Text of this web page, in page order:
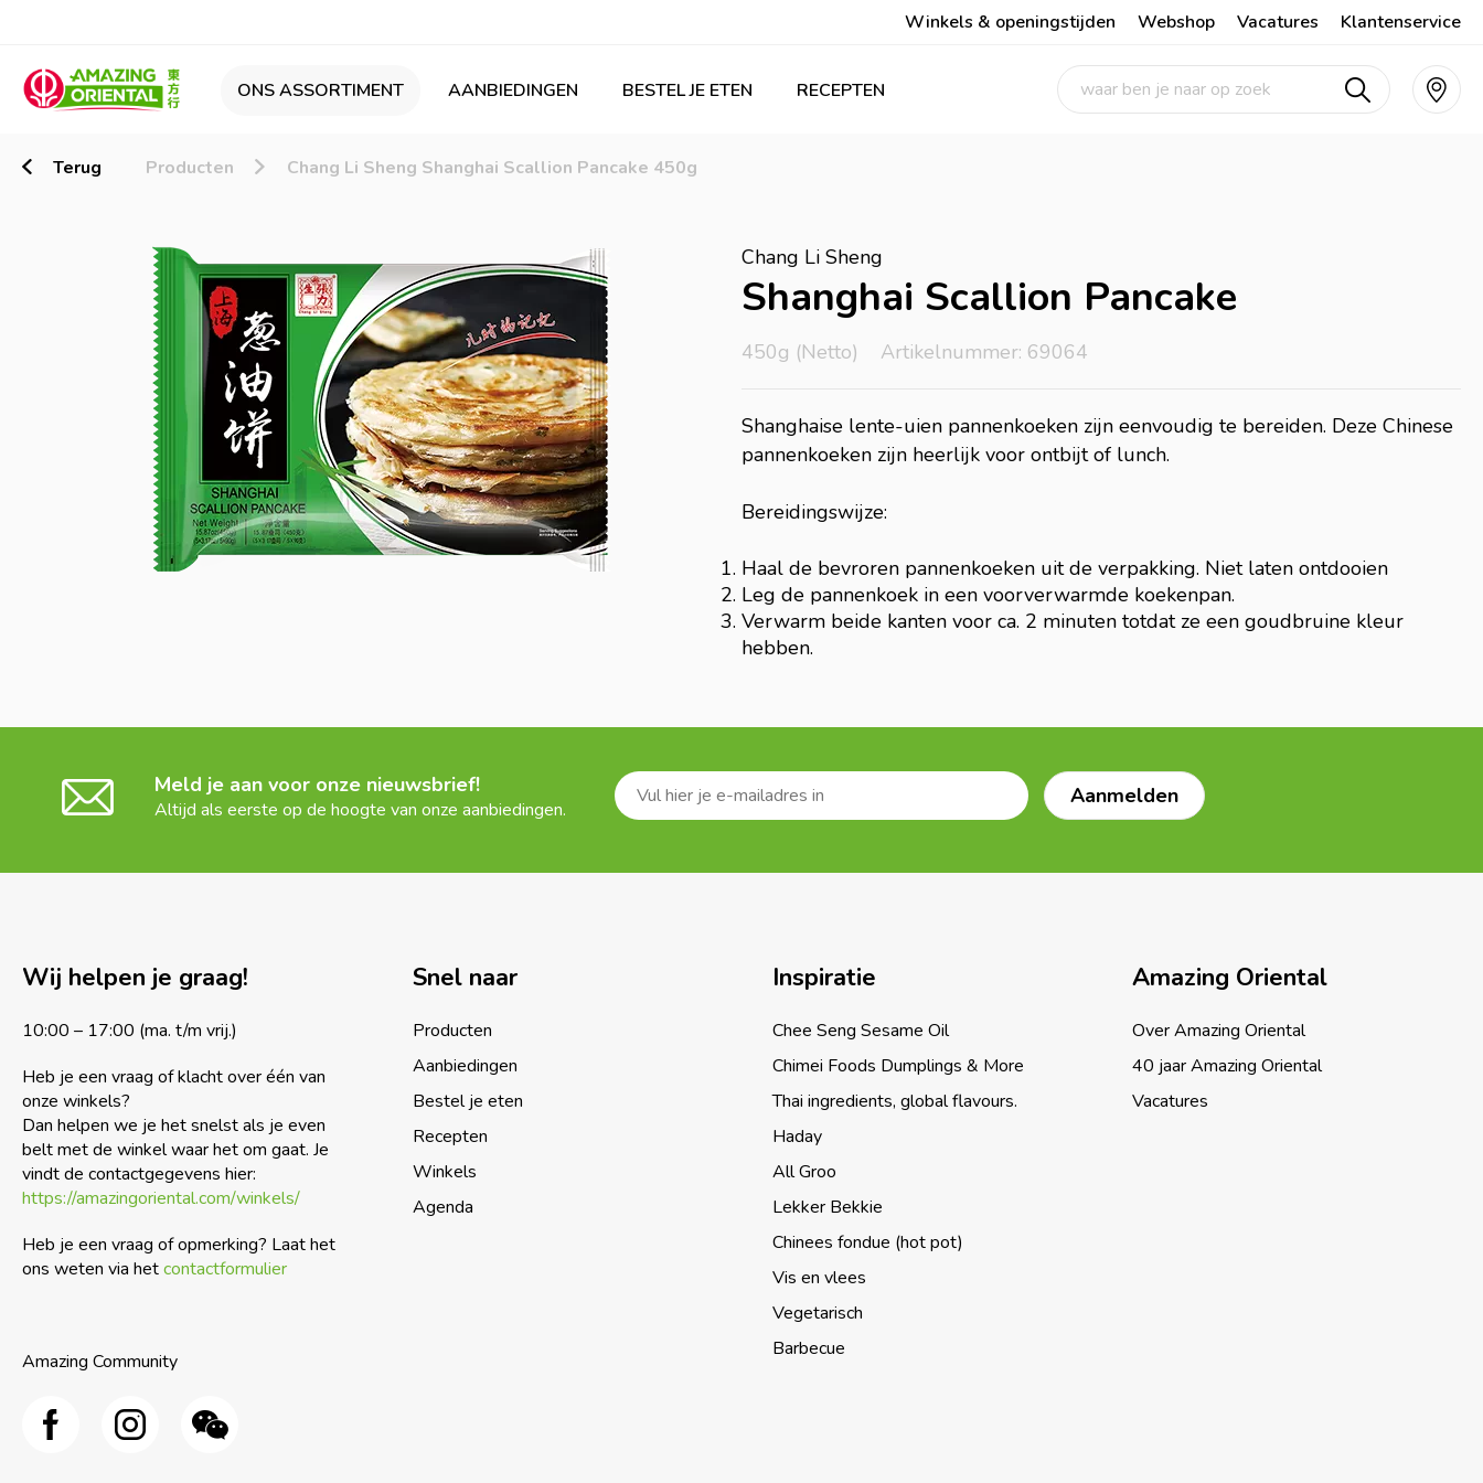
Winkels & openingstijden Webshop Vacatures Klantenservice
ONS ASSORTIMENT AANBIEDINGEN BESTEL JE ETEN RECEPTEN
Terug Producten Chang Li Sheng Shanghai Scallion Pancake 450g
Chang Li Sheng
Shanghai Scallion Pancake
450g (Netto) Artikelnummer: 69064
Shanghaise lente-uien pannenkoeken zijn eenvoudig te bereiden. Deze Chinese
pannenkoeken zijn heerlijk voor ontbijt of lunch.
Bereidingswijze:
Haal de bevroren pannenkoeken uit de verpakking. Niet laten ontdooien
Leg de pannenkoek in een voorverwarmde koekenpan.
Verwarm beide kanten voor ca. 2 minuten totdat ze een goudbruine kleur
hebben.
Meld je aan voor onze nieuwsbrief!
Altijd als eerste op de hoogte van onze aanbiedingen.
Wij helpen je graag!
10:00 – 17:00 (ma. t/m vrij.)
Heb je een vraag of klacht over één van
onze winkels?
Dan helpen we je het snelst als je even
belt met de winkel waar het om gaat. Je
vindt de contactgegevens hier:
https://amazingoriental.com/winkels/
Heb je een vraag of opmerking? Laat het
ons weten via hetcontactformulier
Amazing Community
Snel naar
Producten
Aanbiedingen
Bestel je eten
Recepten
Winkels
Agenda
Inspiratie
Chee Seng Sesame Oil
Chimei Foods Dumplings & More
Thai ingredients, global flavours.
Haday
All Groo
Lekker Bekkie
Chinees fondue (hot pot)
Vis en vlees
Vegetarisch
Barbecue
Amazing Oriental
Over Amazing Oriental
40 jaar Amazing Oriental
Vacatures